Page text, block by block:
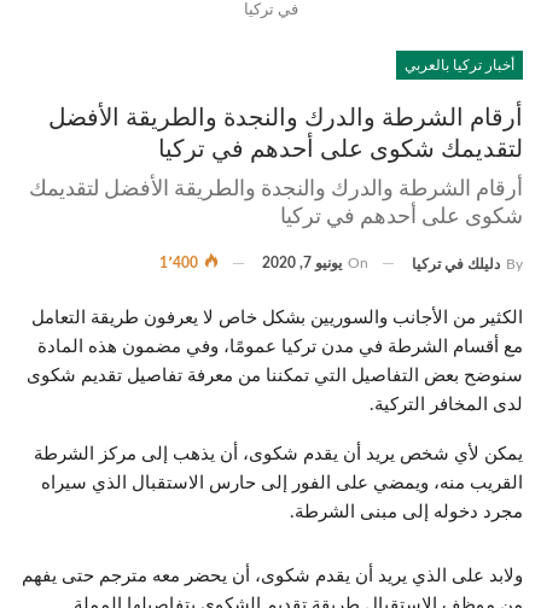
في تركيا
أخبار تركيا بالعربي
أرقام الشرطة والدرك والنجدة والطريقة الأفضل
لتقديمك شكوى على أحدهم في تركيا
أرقام الشرطة والدرك والنجدة والطريقة الأفضل لتقديمك
شكوى على أحدهم في تركيا
By دليلك في تركيا On يونيو 7, 2020
الكثير من الأجانب والسوريين بشكل خاص لا يعرفون طريقة التعامل
مع أقسام الشرطة في مدن تركيا عمومًا، وفي مضمون هذه المادة
سنوضح بعض التفاصيل التي تمكننا من معرفة تفاصيل تقديم شكوى
لدى المخافر التركية.
يمكن لأي شخص يريد أن يقدم شكوى، أن يذهب إلى مركز الشرطة
القريب منه، ويمضي على الفور إلى حارس الاستقبال الذي سيراه
مجرد دخوله إلى مبنى الشرطة.
ولابد على الذي يريد أن يقدم شكوى، أن يحضر معه مترجم حتى يفهم